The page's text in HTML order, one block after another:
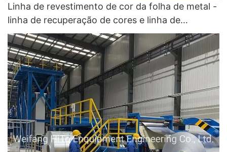
Linha de revestimento de cor da folha de metal -
linha de recuperação de cores e linha de
revestimento de cores